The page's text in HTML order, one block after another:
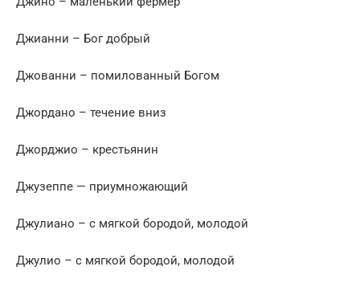
Джианни – Бог добрый
Джованни – помилованный Богом
Джордано – течение вниз
Джорджио – крестьянин
Джузеппе — приумножающий
Джулиано – с мягкой бородой, молодой
Джулио – с мягкой бородой, молодой